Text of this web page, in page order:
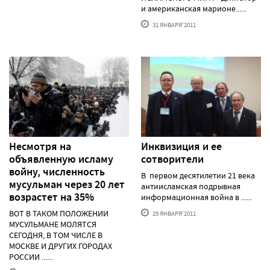
и американская марионе......
31 ЯНВАРЯ'2011
Несмотря на
объявленную исламу
войну, численность
мусульман через 20 лет
возрастет на 35%
ВОТ В ТАКОМ ПОЛОЖЕНИИ
МУСУЛЬМАНЕ МОЛЯТСЯ
СЕГОДНЯ, В ТОМ ЧИСЛЕ В
МОСКВЕ И ДРУГИХ ГОРОДАХ
РОССИИ ......
Инквизиция и ее
сотворители
В первом десятилетии 21 века
антиисламская подрывная
информационная война в ......
29 ЯНВАРЯ'2011